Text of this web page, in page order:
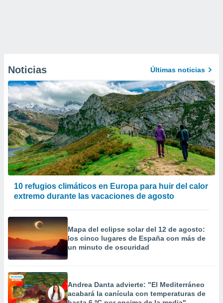
Noticias Últimas noticias
10 refugios climáticos en Europa para huir del calor
extremo durante las vacaciones de agosto
Mapa del eclipse solar del 12 de agosto:
los cinco lugares de España con más de
un minuto de oscuridad
Andrea Danta advierte: "El Mediterráneo
acabará la canícula con temperaturas de